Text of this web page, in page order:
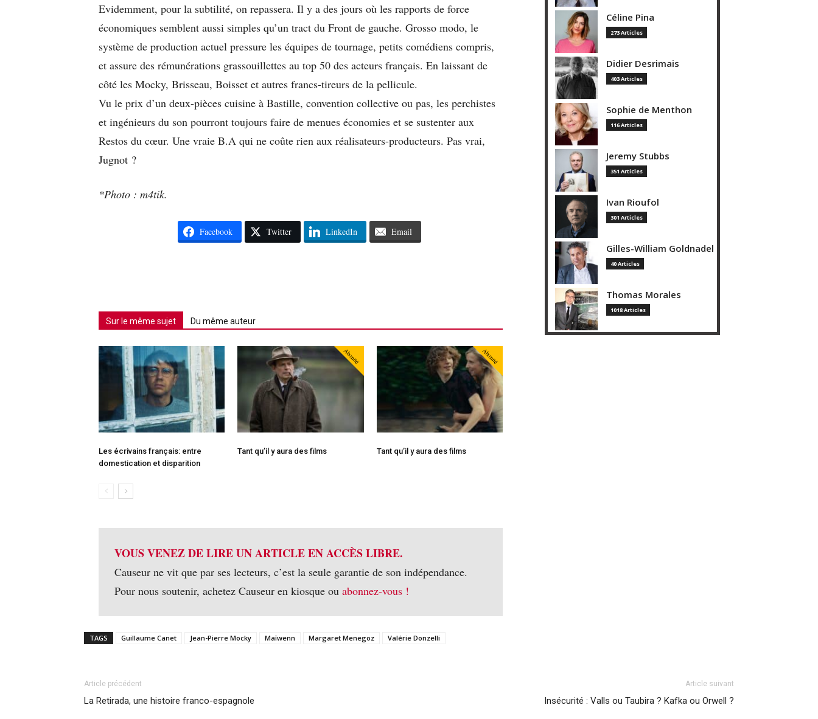
Evidemment, pour la subtilité, on repassera. Il y a des jours où les rapports de force
économiques semblent aussi simples qu’un tract du Front de gauche. Grosso modo, le
système de production actuel pressure les équipes de tournage, petits comédiens compris,
et assure des rémunérations grassouillettes au top 50 des acteurs français. En laissant de
côté les Mocky, Brisseau, Boisset et autres francs-tireurs de la pellicule.
Vu le prix d’un deux-pièces cuisine à Bastille, convention collective ou pas, les perchistes
et ingénieurs du son pourront toujours faire de menues économies et se sustenter aux
Restos du cœur. Une vraie B.A qui ne coûte rien aux réalisateurs-producteurs. Pas vrai,
Jugnot ?
*Photo : m4tik.
Facebook Twitter LinkedIn Email
Sur le même sujet Du même auteur
Les écrivains français: entre
domestication et disparition
Abonné
Tant qu’il y aura des films
Abonné
Tant qu’il y aura des films
VOUS VENEZ DE LIRE UN ARTICLE EN ACCÈS LIBRE.
Causeur ne vit que par ses lecteurs, c’est la seule garantie de son indépendance.
Pour nous soutenir, achetez Causeur en kiosque ou abonnez-vous !
Céline Pina
273 Articles
Didier Desrimais
403 Articles
Sophie de Menthon
116 Articles
Jeremy Stubbs
351 Articles
Ivan Rioufol
301 Articles
Gilles-William Goldnadel
40 Articles
Thomas Morales
1018 Articles
TAGS Guillaume Canet Jean-Pierre Mocky Maïwenn Margaret Menegoz Valérie Donzelli
Article précédent
La Retirada, une histoire franco-espagnole
Article suivant
Insécurité : Valls ou Taubira ? Kafka ou Orwell ?